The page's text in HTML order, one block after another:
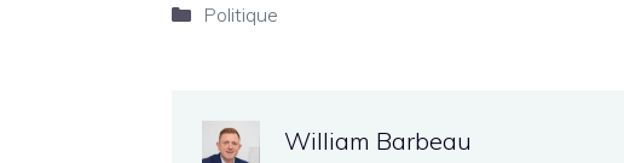
Catégories
Politique
William Barbeau